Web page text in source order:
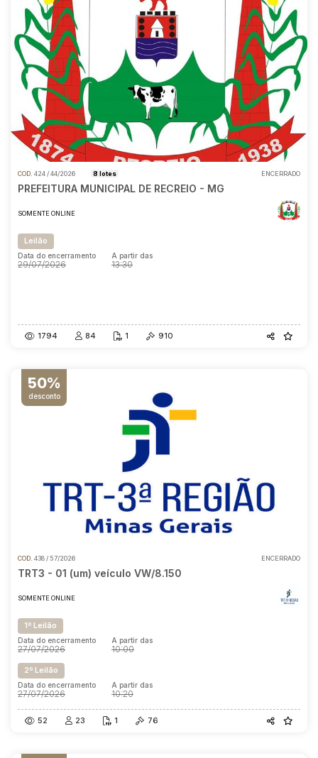
COD. 424 / 44/2026 8 lotes ENCERRADO
PREFEITURA MUNICIPAL DE RECREIO - MG
SOMENTE ONLINE
Leilão
Data do encerramento
29/07/2026
A partir das
13:30
1794 84 1 910
50%
desconto
COD. 438 / 57/2026 ENCERRADO
TRT3 - 01 (um) veículo VW/8.150
SOMENTE ONLINE
1º Leilão
Data do encerramento
27/07/2026
A partir das
10:00
2º Leilão
Data do encerramento
27/07/2026
A partir das
10:20
52 23 1 76